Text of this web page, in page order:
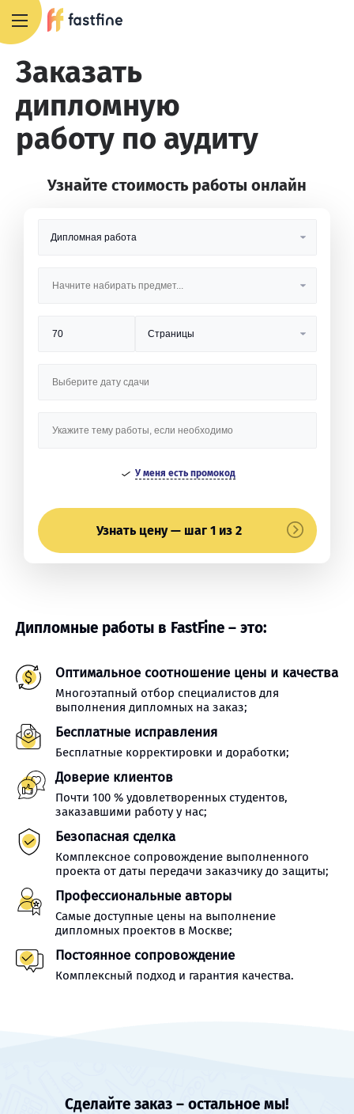
Заказать
дипломную
работу по аудиту
Узнайте стоимость работы онлайн
У меня есть промокод
Узнать цену — шаг 1 из 2
Дипломные работы в FastFine – это:
Оптимальное соотношение цены и качества
Многоэтапный отбор специалистов для
выполнения дипломных на заказ;
Бесплатные исправления
Бесплатные корректировки и доработки;
Доверие клиентов
Почти 100 % удовлетворенных студентов,
заказавшими работу у нас;
Безопасная сделка
Комплексное сопровождение выполненного
проекта от даты передачи заказчику до защиты;
Профессиональные авторы
Самые доступные цены на выполнение
дипломных проектов в Москве;
Постоянное сопровождение
Комплексный подход и гарантия качества.
Сделайте заказ – остальное мы!